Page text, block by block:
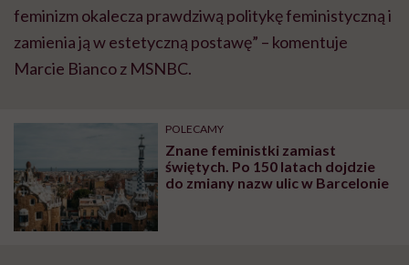
feminizm okalecza prawdziwą politykę feministyczną i
zamienia ją w estetyczną postawę” – komentuje
Marcie Bianco z MSNBC.
POLECAMY
Znane feministki zamiast
świętych. Po 150 latach dojdzie
do zmiany nazw ulic w Barcelonie